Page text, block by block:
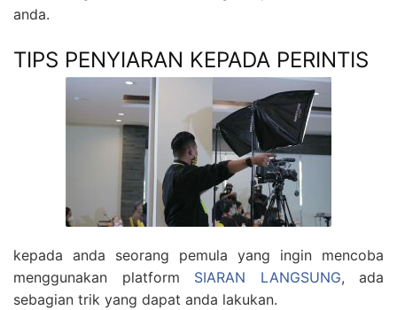
anda.
TIPS PENYIARAN KEPADA PERINTIS
kepada anda seorang pemula yang ingin mencoba
menggunakan platform SIARAN LANGSUNG, ada
sebagian trik yang dapat anda lakukan.